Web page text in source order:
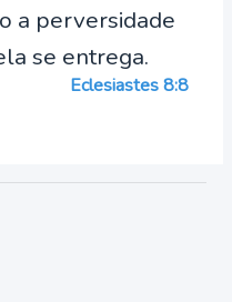
a perversidade
se entrega.
Eclesiastes 8:8